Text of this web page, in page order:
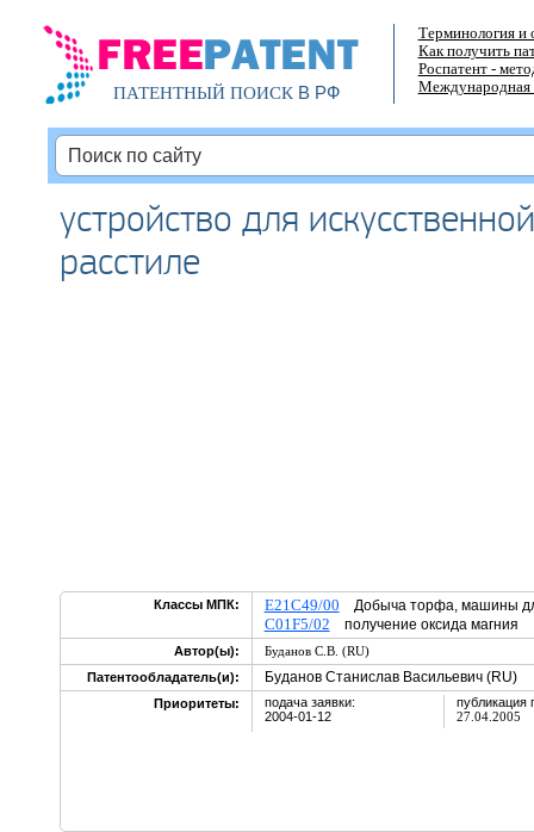
ПАТЕНТНЫЙ ПОИСКВ РФ
Терминология и
Как получить
Роспатент -
Международная
устройство для
расстиле
Классы МПК: E21C49/00 Добыча торфа, машины
C01F5/02 получение оксида магния
Автор(ы):
Буданов С.В. (RU)
Патентообладатель(и):
Буданов Станислав Васильевич (RU)
Приоритеты:
подача заявки:
2004-01-12
публикация
27.04.2005